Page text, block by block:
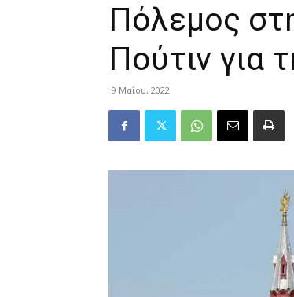
Πόλεμος
Πούτιν για
9 Μαΐου, 2022